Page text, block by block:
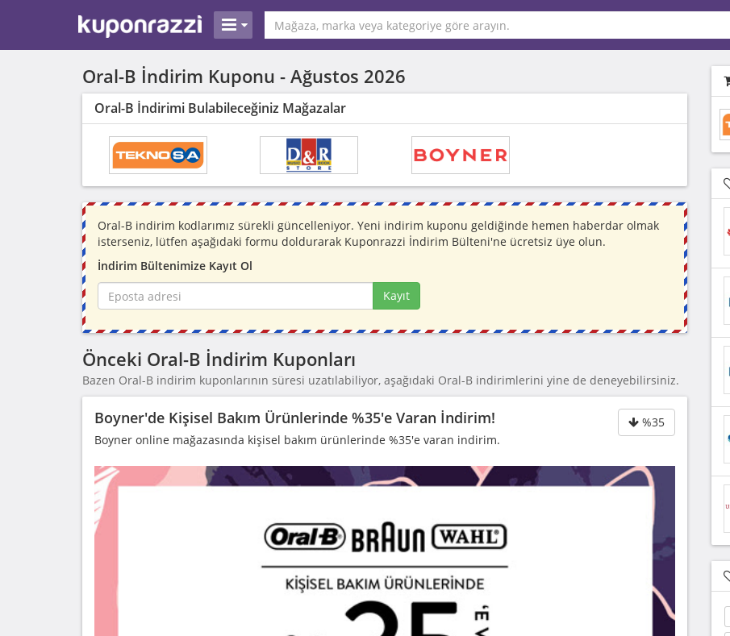
Oral-B İndirim Kuponu - Ağustos 2026
Oral-B İndirimi Bulabileceğiniz Mağazalar
Oral-B indirim kodlarımız sürekli güncelleniyor. Yeni indirim kuponu geldiğinde hemen haberdar olmak
isterseniz, lütfen aşağıdaki formu doldurarak Kuponrazzi İndirim Bülteni'ne ücretsiz üye olun.
İndirim Bültenimize Kayıt Ol
Kayıt
Önceki Oral-B İndirim Kuponları
Bazen Oral-B indirim kuponlarının süresi uzatılabiliyor, aşağıdaki Oral-B indirimlerini yine de deneyebilirsiniz.
%35
Boyner'de Kişisel Bakım Ürünlerinde %35'e Varan İndirim!
Boyner online mağazasında kişisel bakım ürünlerinde %35'e varan indirim.